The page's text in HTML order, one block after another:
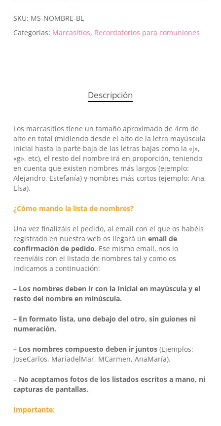
SKU: MS-NOMBRE-BL
Categorías: Marcasitios, Recordatorios para comuniones
Descripción
Los marcasitios tiene un tamaño aproximado de 4cm de
alto en total (midiendo desde el alto de la letra mayúscula
inicial hasta la parte baja de las letras bajas como la «j»,
«g», etc), el resto del nombre irá en proporción, teniendo
en cuenta que existen nombres más largos (ejemplo:
Alejandro, Estefanía) y nombres más cortos (ejemplo: Ana,
Elsa).
¿Cómo mando la lista de nombres?
Una vez finalizáis el pedido, al email con el que os habéis
registrado en nuestra web os llegará un email de
confirmación de pedido. Ese mismo email, nos lo
reenviáis con el listado de nombres tal y como os
indicamos a continuación:
– Los nombres deben ir con la Inicial en mayúscula y el
resto del nombre en minúscula.
– En formato lista, uno debajo del otro, sin guiones ni
numeración.
– Los nombres compuesto deben ir juntos(Ejemplos:
JoseCarlos, MariadelMar, MCarmen, AnaMaría).
– No aceptamos fotos de los listados escritos a mano, ni
capturas de pantallas.
Importante: